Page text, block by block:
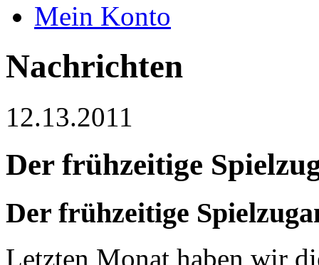
Mein Konto
Nachrichten
12.13.2011
Der frühzeitige
Der frühzeitige
Letzten Monat haben wir